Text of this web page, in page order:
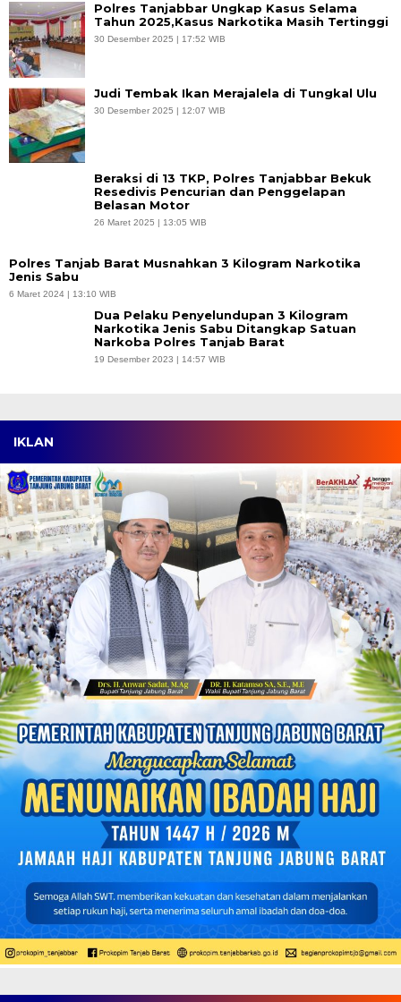
Polres Tanjabbar Ungkap Kasus Selama
Tahun 2025,Kasus Narkotika Masih Tertinggi
30 Desember 2025 | 17:52 WIB
Judi Tembak Ikan Merajalela di Tungkal Ulu
30 Desember 2025 | 12:07 WIB
Beraksi di 13 TKP, Polres Tanjabbar Bekuk
Resedivis Pencurian dan Penggelapan
Belasan Motor
26 Maret 2025 | 13:05 WIB
Polres Tanjab Barat Musnahkan 3 Kilogram Narkotika
Jenis Sabu
6 Maret 2024 | 13:10 WIB
Dua Pelaku Penyelundupan 3 Kilogram
Narkotika Jenis Sabu Ditangkap Satuan
Narkoba Polres Tanjab Barat
19 Desember 2023 | 14:57 WIB
IKLAN